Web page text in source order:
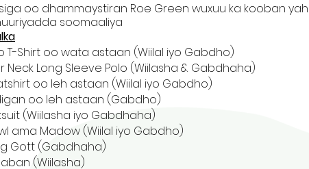
oo dhammaystiran Roe Green wuxuu ka kooban
soomaaliya
T-Shirt oo wata astaan ​​(Wiilal iyo Gabdho)
Neck Long Sleeve Polo (Wiilasha & Gabdhaha)
oo leh astaan ​​(Wiilal iyo Gabdho)
oo leh astaan ​​(Gabdho)
(Wiilasha iyo Gabdhaha)
ama Madow (Wiilal iyo Gabdho)
Gott (Gabdhaha)
(Wiilasha)